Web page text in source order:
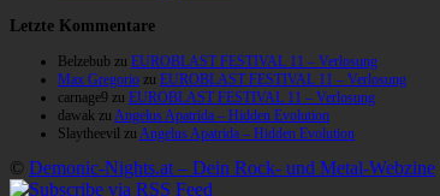
Letzte Kommentare
Belzebub zu EUROBLAST FESTIVAL 11 – Verlosung
Max Gregorio zu EUROBLAST FESTIVAL 11 – Verlosung
carnage9 zu EUROBLAST FESTIVAL 11 – Verlosung
dawak zu Angelus Apatrida – Hidden Evolution
Slaytheevil zu Angelus Apatrida – Hidden Evolution
© Demonic-Nights.at – Dein Rock- und Metal-Webzine